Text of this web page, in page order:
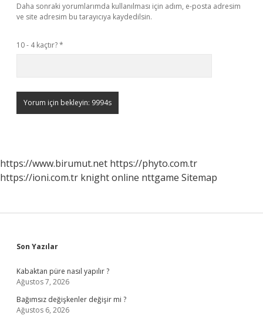
Daha sonraki yorumlarımda kullanılması için adım, e-posta adresim
ve site adresim bu tarayıcıya kaydedilsin.
10 - 4 kaçtır?*
https://www.birumut.net https://phyto.com.tr
https://ioni.com.tr knight online nttgame Sitemap
Sidebar
Son Yazılar
Kabaktan püre nasıl yapılır ?
Ağustos 7, 2026
Bağımsız değişkenler değişir mi ?
Ağustos 6, 2026